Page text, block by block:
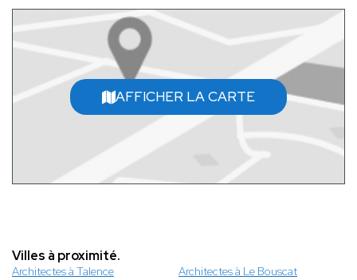
AFFICHER LA CARTE
Villes à proximité.
Architectes à Talence
Architectes à Le Bouscat